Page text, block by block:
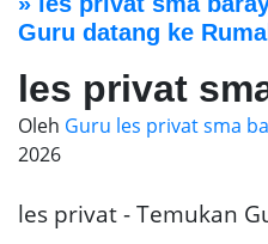
Guru datang ke
les privat
Oleh Guru les privat sma
2026
les privat - Temukan